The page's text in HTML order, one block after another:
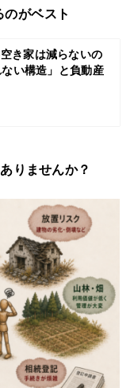
がベスト
き家は減らないの
い構造」と負動産
りませんか？